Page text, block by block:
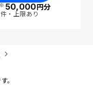
50,000円分
・上限あり
。